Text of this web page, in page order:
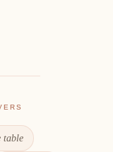
table